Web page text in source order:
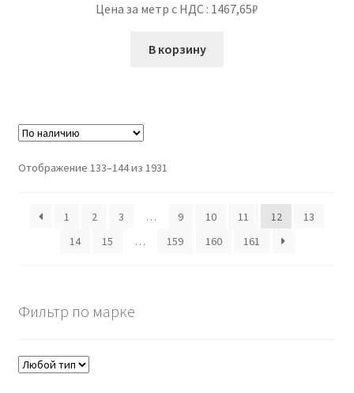
Цена за метр с НДС : 1467,65₽
В корзину
Отображение 133–144 из 1931
1 2 3 … 9 10 11 12
13
14
15 … 159 160 161
Фильтр по марке